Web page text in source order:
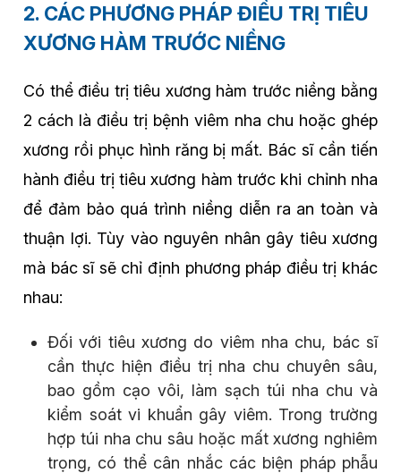
2. CÁC PHƯƠNG PHÁP ĐIỀU TRỊ TIÊU
XƯƠNG HÀM TRƯỚC NIỀNG
Có thể điều trị tiêu xương hàm trước niềng bằng
2 cách là điều trị bệnh viêm nha chu hoặc ghép
xương rồi phục hình răng bị mất. Bác sĩ cần tiến
hành điều trị tiêu xương hàm trước khi chỉnh nha
để đảm bảo quá trình niềng diễn ra an toàn và
thuận lợi. Tùy vào nguyên nhân gây tiêu xương
mà bác sĩ sẽ chỉ định phương pháp điều trị khác
nhau:
Đối với tiêu xương do viêm nha chu, bác sĩ
cần thực hiện điều trị nha chu chuyên sâu,
bao gồm cạo vôi, làm sạch túi nha chu và
kiểm soát vi khuẩn gây viêm. Trong trường
hợp túi nha chu sâu hoặc mất xương nghiêm
trọng, có thể cân nhắc các biện pháp phẫu